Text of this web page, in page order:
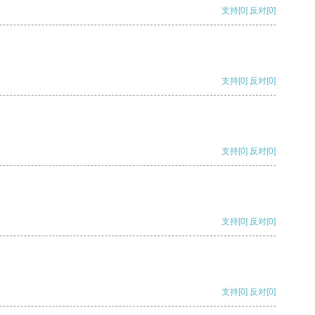
支持[0] 反对[0]
支持[0] 反对[0]
支持[0] 反对[0]
支持[0] 反对[0]
支持[0] 反对[0]